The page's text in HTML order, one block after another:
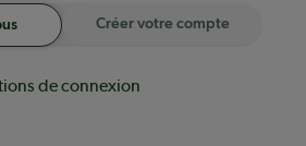
Créer votre compte
de connexion